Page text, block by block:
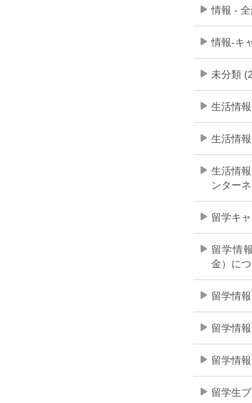
情報 -
情報-キ
未分類
生活情
生活情
生活情
ンター
留学キ
留学情
金）に
留学情
留学情
留学情
留学生